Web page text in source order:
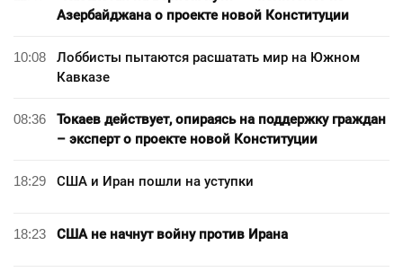
Азербайджана о проекте новой Конституции
10:08
Лоббисты пытаются расшатать мир на Южном
Кавказе
08:36
Токаев действует, опираясь на поддержку граждан
– эксперт о проекте новой Конституции
18:29 США и Иран пошли на уступки
18:23 США не начнут войну против Ирана